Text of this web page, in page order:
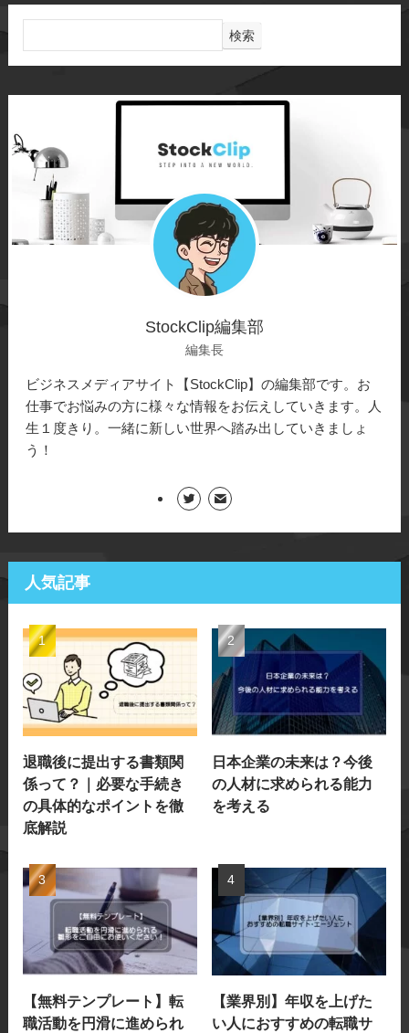
検索
StockClip編集部
編集長
ビジネスメディアサイト【StockClip】の編集部です。お
仕事でお悩みの方に様々な情報をお伝えしていきます。人
生１度きり。一緒に新しい世界へ踏み出していきましょ
う！
人気記事
退職後に提出する書類関
係って？｜必要な手続き
の具体的なポイントを徹
底解説
日本企業の未来は？今後
の人材に求められる能力
を考える
【無料テンプレート】転
職活動を円滑に進められ
【業界別】年収を上げた
い人におすすめの転職サ